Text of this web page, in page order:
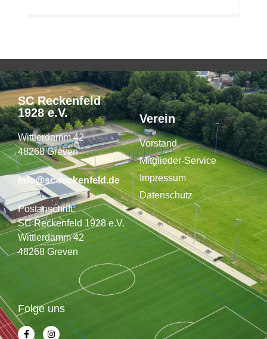
SC Reckenfeld
1928 e.V.
Wittlerdamm 42
48268 Greven
info@sc-reckenfeld.de
Postanschrift:
SC Reckenfeld 1928 e.V.
Wittlerdamm 42
48268 Greven
Verein
Vorstand
Mitglieder-Service
Impressum
Datenschutz
Folge uns